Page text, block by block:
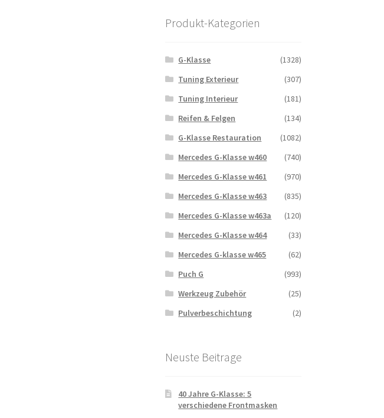
Produkt-Kategorien
G-Klasse
(1328)
Tuning Exterieur
(307)
Tuning Interieur
(181)
Reifen & Felgen
(134)
G-Klasse Restauration
(1082)
Mercedes G-Klasse w460
(740)
Mercedes G-Klasse w461
(970)
Mercedes G-Klasse w463
(835)
Mercedes G-Klasse w463a
(120)
Mercedes G-Klasse w464
(33)
Mercedes G-klasse w465
(62)
Puch G
(993)
Werkzeug Zubehör
(25)
Pulverbeschichtung
(2)
Neuste Beitrage
40 Jahre G-Klasse: 5
verschiedene Frontmasken